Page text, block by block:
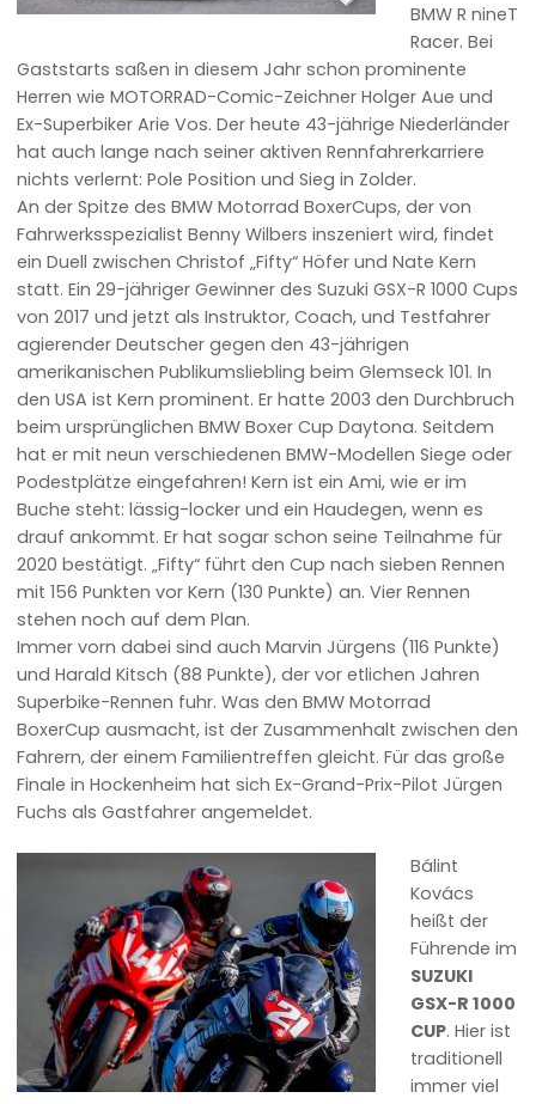
BMW R nineT
Racer. Bei
Gaststarts saßen in diesem Jahr schon prominente
Herren wie MOTORRAD-Comic-Zeichner Holger Aue und
Ex-Superbiker Arie Vos. Der heute 43-jährige Niederländer
hat auch lange nach seiner aktiven Rennfahrerkarriere
nichts verlernt: Pole Position und Sieg in Zolder.
An der Spitze des BMW Motorrad BoxerCups, der von
Fahrwerksspezialist Benny Wilbers inszeniert wird, findet
ein Duell zwischen Christof „Fifty“ Höfer und Nate Kern
statt. Ein 29-jähriger Gewinner des Suzuki GSX-R 1000 Cups
von 2017 und jetzt als Instruktor, Coach, und Testfahrer
agierender Deutscher gegen den 43-jährigen
amerikanischen Publikumsliebling beim Glemseck 101. In
den USA ist Kern prominent. Er hatte 2003 den Durchbruch
beim ursprünglichen BMW Boxer Cup Daytona. Seitdem
hat er mit neun verschiedenen BMW-Modellen Siege oder
Podestplätze eingefahren! Kern ist ein Ami, wie er im
Buche steht: lässig-locker und ein Haudegen, wenn es
drauf ankommt. Er hat sogar schon seine Teilnahme für
2020 bestätigt. „Fifty“ führt den Cup nach sieben Rennen
mit 156 Punkten vor Kern (130 Punkte) an. Vier Rennen
stehen noch auf dem Plan.
Immer vorn dabei sind auch Marvin Jürgens (116 Punkte)
und Harald Kitsch (88 Punkte), der vor etlichen Jahren
Superbike-Rennen fuhr. Was den BMW Motorrad
BoxerCup ausmacht, ist der Zusammenhalt zwischen den
Fahrern, der einem Familientreffen gleicht. Für das große
Finale in Hockenheim hat sich Ex-Grand-Prix-Pilot Jürgen
Fuchs als Gastfahrer angemeldet.
Bálint
Kovács
heißt der
Führende im
SUZUKI
GSX-R 1000
CUP. Hier ist
traditionell
immer viel